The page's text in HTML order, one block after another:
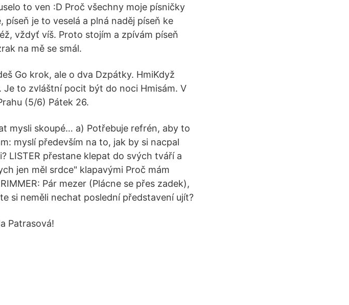
to ven :D Proč všechny moje písničky
píseň je to veselá a plná naděj píseň ke
vždyť víš. Proto stojím a zpívám píseň
na mě se smál.
Go krok, ale o dva Dzpátky. HmiKdyž
Je to zvláštní pocit být do noci Hmisám. V
(5/6) Pátek 26.
mysli skoupé… a) Potřebuje refrén, aby to
myslí především na to, jak by si nacpal
LISTER přestane klepat do svých tváří a
jen měl srdce" klapavými Proč mám
Pár mezer (Plácne se přes zadek),
si neměli nechat poslední představení ujít?
Patrasová!